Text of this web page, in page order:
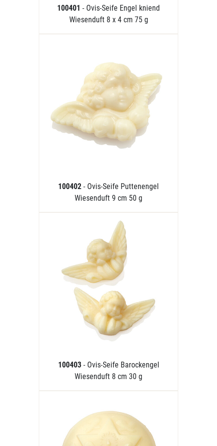
100401 - Ovis-Seife Engel kniend
Wiesenduft 8 x 4 cm 75 g
100402 - Ovis-Seife Puttenengel
Wiesenduft 9 cm 50 g
100403 - Ovis-Seife Barockengel
Wiesenduft 8 cm 30 g